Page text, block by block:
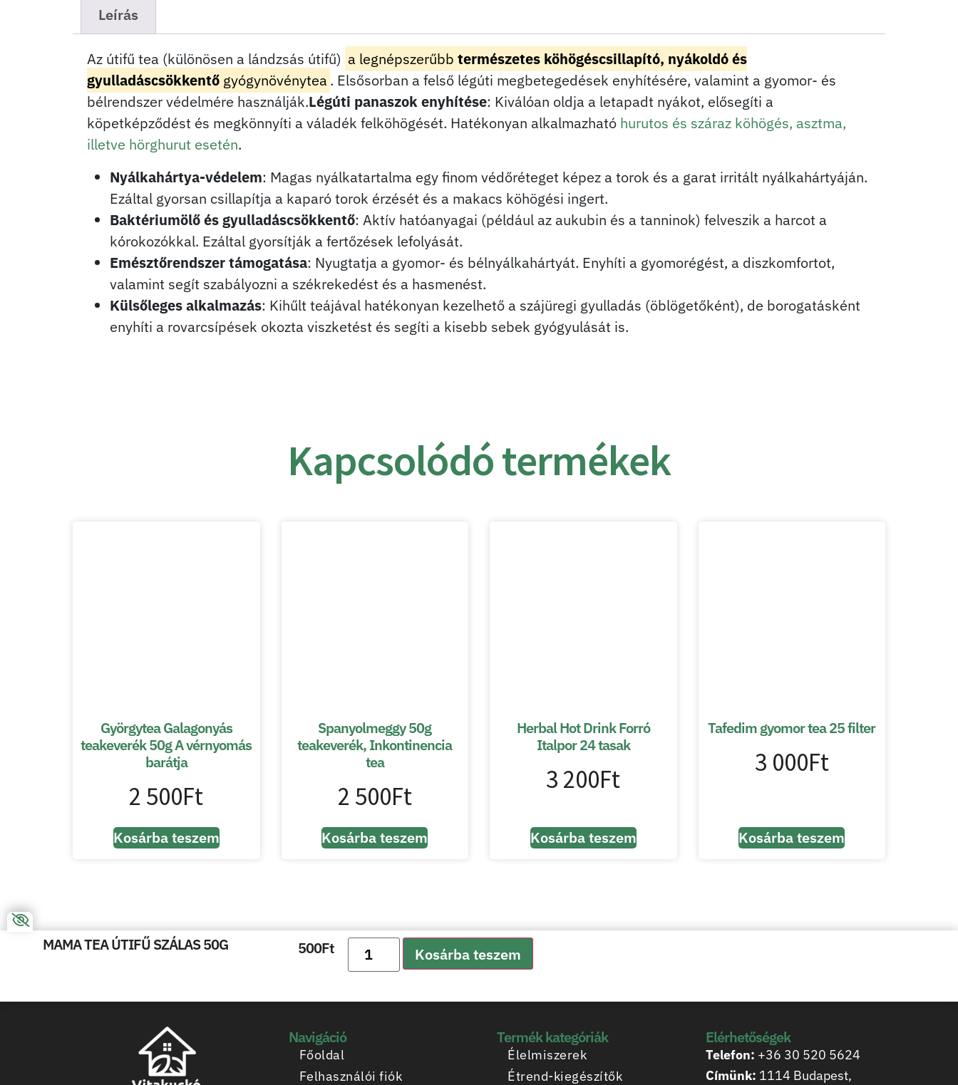
Leírás
Az útifű tea (különösen a lándzsás útifű) a legnépszerűbb természetes köhögéscsillapító, nyákoldó és
gyulladáscsökkentő gyógynövénytea. Elsősorban a felső légúti megbetegedések enyhítésére, valamint a gyomor- és
bélrendszer védelmére használják.Légúti panaszok enyhítése: Kiválóan oldja a letapadt nyákot, elősegíti a
köpetképződést és megkönnyíti a váladék felköhögését. Hatékonyan alkalmazható hurutos és száraz köhögés, asztma,
illetve hörghurut esetén.
Nyálkahártya-védelem: Magas nyálkatartalma egy finom védőréteget képez a torok és a garat irritált nyálkahártyáján.
Ezáltal gyorsan csillapítja a kaparó torok érzését és a makacs köhögési ingert.
Baktériumölő és gyulladáscsökkentő: Aktív hatóanyagai (például az aukubin és a tanninok) felveszik a harcot a
kórokozókkal. Ezáltal gyorsítják a fertőzések lefolyását.
Emésztőrendszer támogatása: Nyugtatja a gyomor- és bélnyálkahártyát. Enyhíti a gyomorégést, a diszkomfortot,
valamint segít szabályozni a székrekedést és a hasmenést.
Külsőleges alkalmazás: Kihűlt teájával hatékonyan kezelhető a szájüregi gyulladás (öblögetőként), de borogatásként
enyhíti a rovarcsípések okozta viszketést és segíti a kisebb sebek gyógyulását is.
Kapcsolódó termékek
Györgytea Galagonyás
teakeverék 50g A vérnyomás
barátja
2 500Ft
Kosárba teszem
Spanyolmeggy 50g
teakeverék, Inkontinencia
tea
2 500Ft
Kosárba teszem
Herbal Hot Drink Forró
Italpor 24 tasak
3 200Ft
Kosárba teszem
Tafedim gyomor tea 25 filter
3 000Ft
Kosárba teszem
MAMA TEA ÚTIFŰ SZÁLAS 50G 500Ft Kosárba teszem
Navigáció
Főoldal
Felhasználói fiók
Termék kategóriák
Élelmiszerek
Étrend-kiegészítők
Elérhetőségek
Telefon: +36 30 520 5624
Címünk: 1114 Budapest,